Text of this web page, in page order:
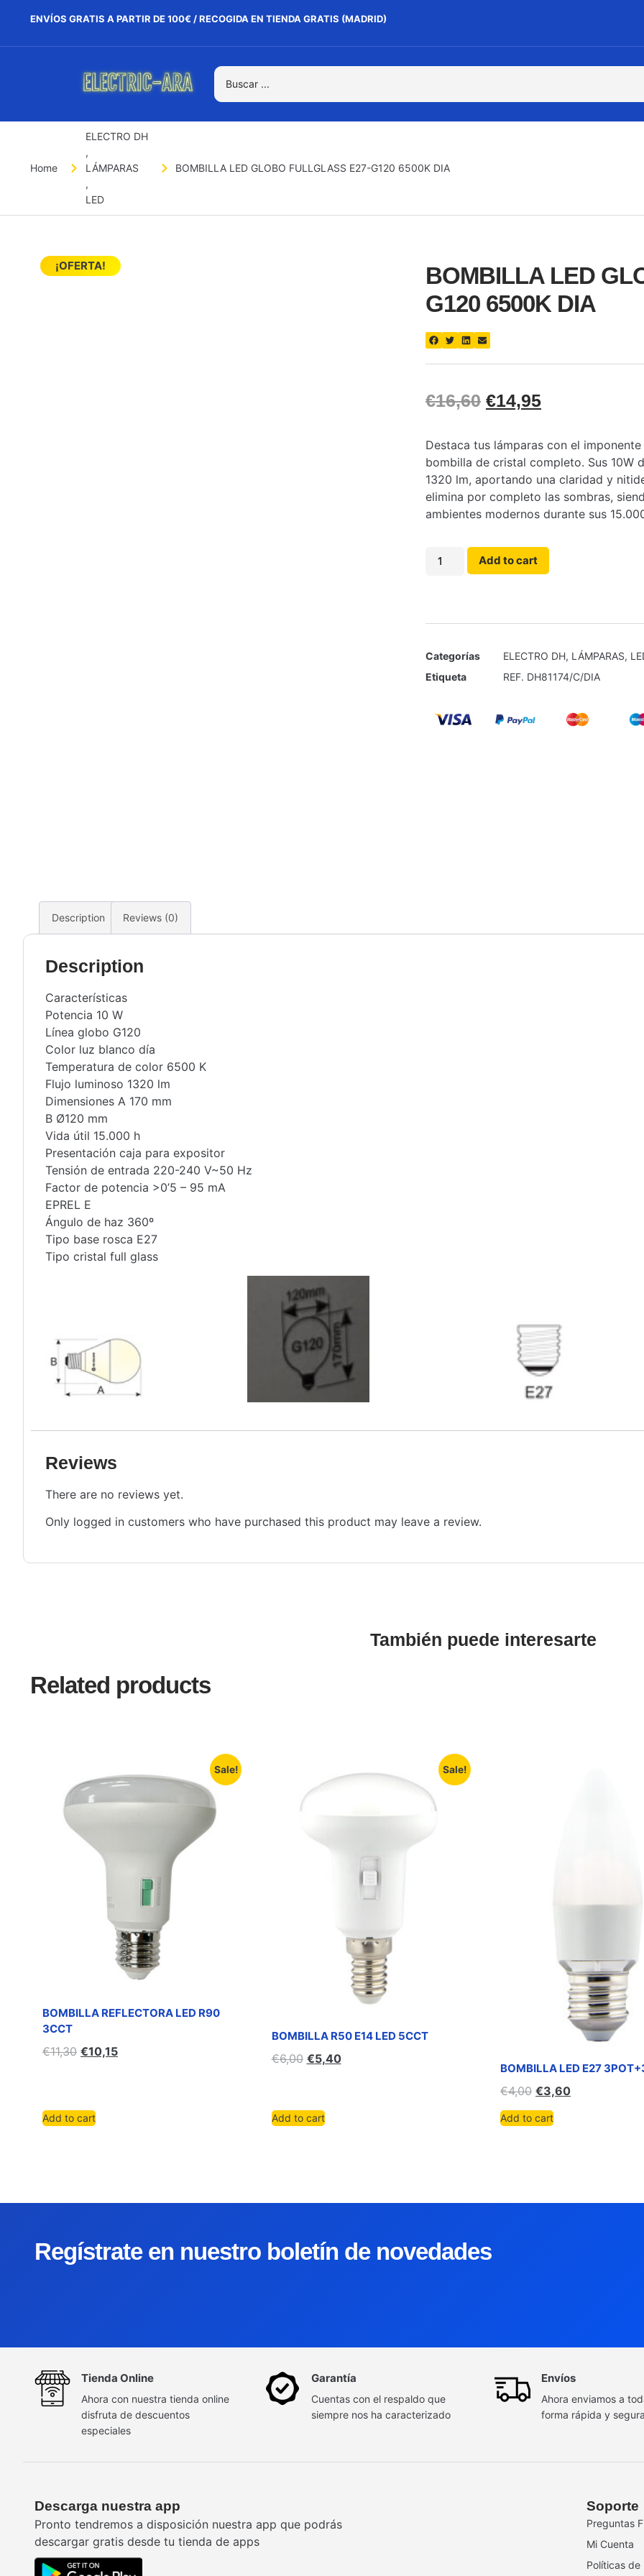
ENVÍOS GRATIS A PARTIR DE 100€ / RECOGIDA EN TIENDA GRATIS (MADRID)
Home
ELECTRO DH
,
LÁMPARAS
,
LED
BOMBILLA LED GLOBO FULLGLASS E27-G120 6500K DIA
¡OFERTA!
BOMBILLA LED
G120 6500K DIA
€16,60 €14,95
Destaca tus lámparas con el
bombilla de cristal completo. Sus 10W
1320 lm, aportando una claridad y
elimina por completo las sombras,
ambientes modernos durante sus
Add to cart
Categorías ELECTRO DH, LÁMPARAS,
Etiqueta
REF. DH81174/C/DIA
Description Reviews (0)
Description
Características
Potencia 10 W
Línea globo G120
Color luz blanco día
Temperatura de color 6500 K
Flujo luminoso 1320 lm
Dimensiones A 170 mm
B Ø120 mm
Vida útil 15.000 h
Presentación caja para expositor
Tensión de entrada 220-240 V~50 Hz
Factor de potencia >0’5 – 95 mA
EPREL E
Ángulo de haz 360º
Tipo base rosca E27
Tipo cristal full glass
Reviews
There are no reviews yet.
Only logged in customers who have purchased this product may leave a review.
También puede interesarte
Related products
Sale!
BOMBILLA REFLECTORA LED R90
3CCT
€11,30 €10,15
Add to cart
Sale!
BOMBILLA R50 E14 LED 5CCT
€6,00 €5,40
Add to cart
BOMBILLA LED E27
€4,00 €3,60
Add to cart
Regístrate en nuestro boletín de novedades
Tienda Online
Ahora con nuestra tienda online
disfruta de descuentos
especiales
Garantía
Cuentas con el respaldo que
siempre nos ha caracterizado
Envíos
Ahora enviamos a
forma rápida y
Descarga nuestra app
Pronto tendremos a disposición nuestra app que podrás
descargar gratis desde tu tienda de apps
Soporte
Preguntas
Mi Cuenta
Políticas de